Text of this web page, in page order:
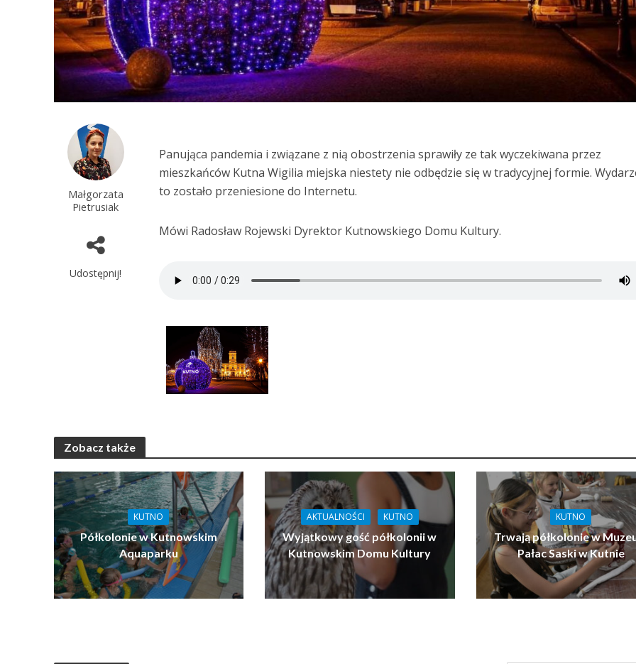
Małgorzata
Pietrusiak
Udostępnij!
Panująca pandemia i związane z nią obostrzenia sprawiły ze tak wyczekiwana przez
mieszkańców Kutna Wigilia miejska niestety nie odbędzie się w tradycyjnej formie.
to zostało przeniesione do Internetu.
Mówi Radosław Rojewski Dyrektor Kutnowskiego Domu Kultury.
Zobacz także
KUTNO
Półkolonie w Kutnowskim
Aquaparku
AKTUALNOŚCI KUTNO
Wyjątkowy gość półkolonii w
Kutnowskim Domu Kultury
KUTNO
Trwają półkolonie w
Pałac Saski w Kutnie